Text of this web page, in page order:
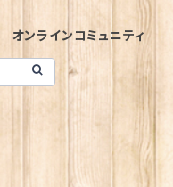
オンラインコミュニティ